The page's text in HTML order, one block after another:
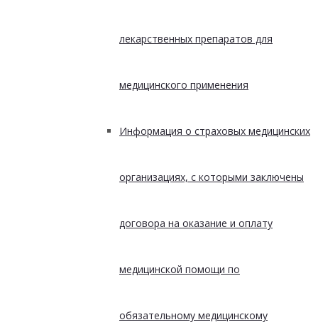
лекарственных препаратов для
медицинского применения
Информация о страховых медицинских
организациях, с которыми заключены
договора на оказание и оплату
медицинской помощи по
обязательному медицинскому